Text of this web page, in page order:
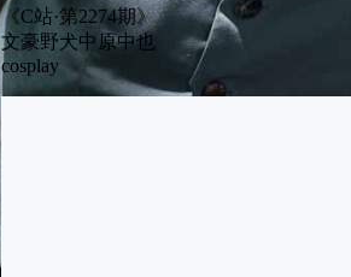
《C站·第2274期》
文豪野犬中原中也
cosplay